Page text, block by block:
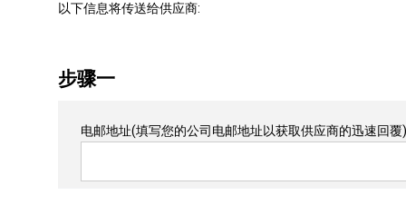
以下信息将传送给供应商:
步骤一
电邮地址(填写您的公司电邮地址以获取供应商的迅速回覆)